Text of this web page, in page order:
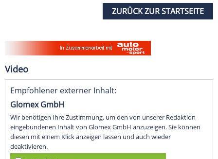
ZURÜCK ZUR STARTSEITE
Video
Empfohlener externer Inhalt:
Glomex GmbH
Wir benötigen Ihre Zustimmung, um den von unserer Redaktion
eingebundenen Inhalt von Glomex GmbH anzuzeigen. Sie können
diesen mit einem Klick anzeigen lassen und auch wieder
deaktivieren.